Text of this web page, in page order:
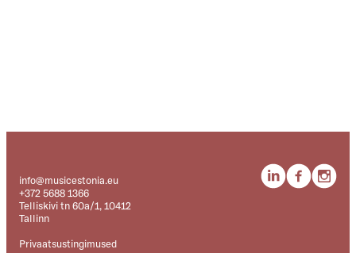
info@musicestonia.eu
+372 5688 1366
Telliskivi tn 60a/1, 10412
Tallinn
Privaatsustingimused